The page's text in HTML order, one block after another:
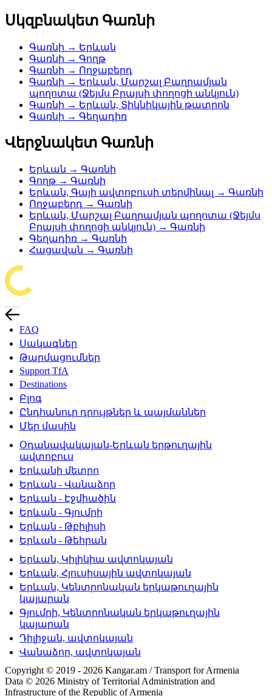
Սկզբնակետ Գառնի
Գառնի → Երևան
Գառնի → Գողթ
Գառնի → Ողջաբերդ
Գառնի → Երևան, Մարշալ Բաղրամյան
պողոտա (Ջեյմս Բրայսի փողոցի անկյուն)
Գառնի → Երևան, Տիկնիկային թատրոն
Գառնի → Գեղադիռ
Վերջնակետ Գառնի
Երևան → Գառնի
Գողթ → Գառնի
Երևան, Գայի ավտոբուսի տերմինալ → Գառնի
Ողջաբերդ → Գառնի
Երևան, Մարշալ Բաղրամյան պողոտա (Ջեյմս
Բրայսի փողոցի անկյուն) → Գառնի
Գեղադիռ → Գառնի
Հացավան → Գառնի
FAQ
Սակագներ
Թարմացումներ
Support TfA
Destinations
Բլոգ
Ընդհանուր դրույթներ և պայմաններ
Մեր մասին
Օդանավակայան-Երևան երթուղային
ավտոբուս
Երևանի մետրո
Երևան - Վանաձոր
Երևան - Էջմիածին
Երևան - Գյումրի
Երևան - Թբիլիսի
Երևան - Թեհրան
Երևան, Կիլիկիա ավտոկայան
Երևան, Հյուսիսային ավտոկայան
Երևան, Կենտրոնական երկաթուղային
կայարան
Գյումրի, Կենտրոնական երկաթուղային
կայարան
Դիլիջան, ավտոկայան
Վանաձոր, ավտոկայան
Copyright © 2019 - 2026 Kangar.am / Transport for Armenia
Data © 2026 Ministry of Territorial Administration and
Infrastructure of the Republic of Armenia